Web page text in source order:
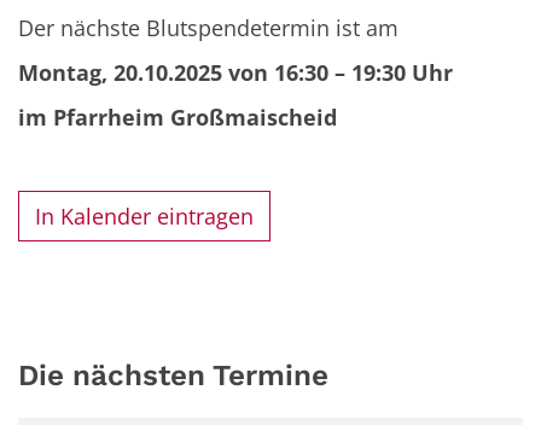
Der nächste Blutspendetermin ist am
Montag, 20.10.2025 von 16:30 – 19:30 Uhr
im Pfarrheim Großmaischeid
In Kalender eintragen
Die nächsten Termine